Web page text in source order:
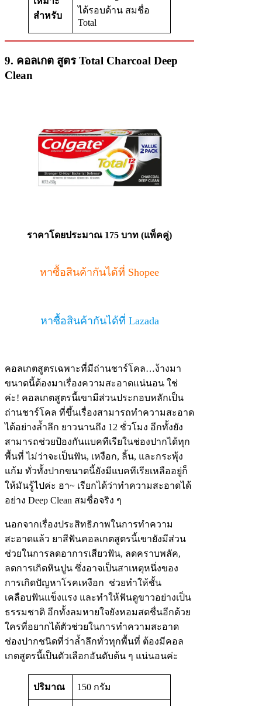
สำหรับ
ได้รอบด้าน สมชื่อ
Total
9. คอลเกต สูตร Total Charcoal Deep
Clean
ราคาโดยประมาณ 175 บาท (แพ็คคู่)
หาซื้อสินค้ากันได้ที่ Shopee
หาซื้อสินค้ากันได้ที่ Lazada
คอลเกตสูตรเฉพาะที่มีถ่านชาร์โคล…ง้างมา
ขนาดนี้ต้องมาเรื่องความสะอาดแน่นอน ใช่
ค่ะ! คอลเกตสูตรนี้เขามีส่วนประกอบหลักเป็น
ถ่านชาร์โคล ที่ขึ้นเรื่องสามารถทำความสะอาด
ได้อย่างล้ำลึก ยาวนานถึง 12 ชั่วโมง อีกทั้งยัง
สามารถช่วยป้องกันแบคทีเรียในช่องปากได้ทุก
พื้นที่ ไม่ว่าจะเป็นฟัน, เหงือก, ลิ้น, และกระพุ้ง
แก้ม ทั่วทั้งปากขนาดนี้ยังมีแบคทีเรียเหลืออยู่ก็
ให้มันรู้ไปค่ะ ฮา~ เรียกได้ว่าทำความสะอาดได้
อย่าง Deep Clean สมชื่อจริง ๆ
นอกจากเรื่องประสิทธิภาพในการทำความ
สะอาดแล้ว ยาสีฟันคอลเกตสูตรนี้เขายังมีส่วน
ช่วยในการลดอาการเสียวฟัน, ลดคราบพลัค,
ลดการเกิดหินปูน ซึ่งอาจเป็นสาเหตุหนึ่งของ
การเกิดปัญหาโรคเหงือก ช่วยทำให้ชั้น
เคลือบฟันแข็งแรง และทำให้ฟันดูขาวอย่างเป็น
ธรรมชาติ อีกทั้งลมหายใจยังหอมสดชื่นอีกด้วย
ใครที่อยากได้ตัวช่วยในการทำความสะอาด
ช่องปากชนิดที่ว่าล้ำลึกทั่วทุกพื้นที่ ต้องมีคอล
เกตสูตรนี้เป็นตัวเลือกอันดับต้น ๆ แน่นอนค่ะ
ปริมาณ 150 กรัม